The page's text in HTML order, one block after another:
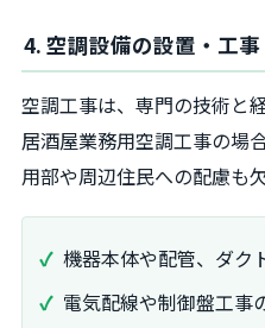
4. 空調設備の設置・工事
空調工事は、専門の技術と
居酒屋業務用空調工事の場
用部や周辺住民への配慮も
機器本体や配管、ダク
電気配線や制御盤工事